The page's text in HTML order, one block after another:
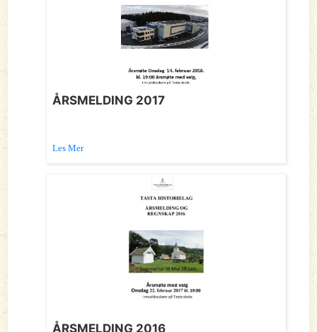
ÅRSMELDING 2017
Les Mer
ÅRSMELDING 2016